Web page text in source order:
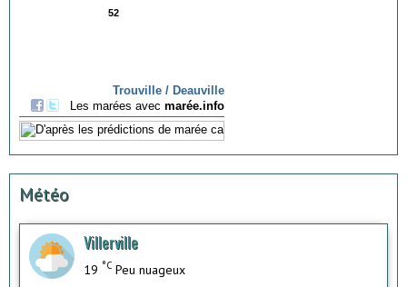
Météo
Villerville
19 °C Peu nuageux